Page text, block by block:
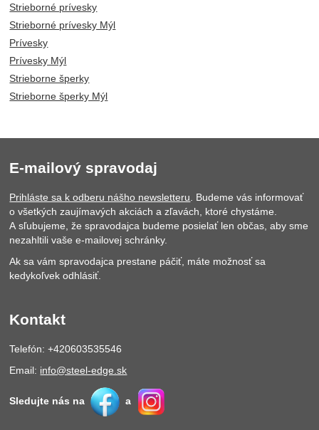
Strieborné prívesky
Strieborné prívesky Mýl
Prívesky
Prívesky Mýl
Strieborne šperky
Strieborne šperky Mýl
E-mailový spravodaj
Prihláste sa k odberu nášho newsletteru . Budeme vás informovať
o všetkých zaujímavých akciách a zľavách, ktoré chystáme.
A sľubujeme, že spravodajca budeme posielať len občas, aby sme
nezahltili vaše e-mailovej schránky.
Ak sa vám spravodajca prestane páčiť, máte možnosť sa
kedykoľvek odhlásiť.
Kontakt
Telefón: +420603535546
Email: info@steel-edge.sk
Sledujte nás na a